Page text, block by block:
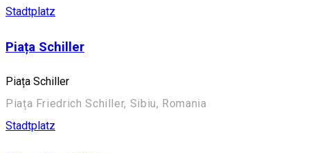
Stadtplatz
Piața Schiller
Piața Schiller
Piața Friedrich Schiller, Sibiu, Romania
Stadtplatz